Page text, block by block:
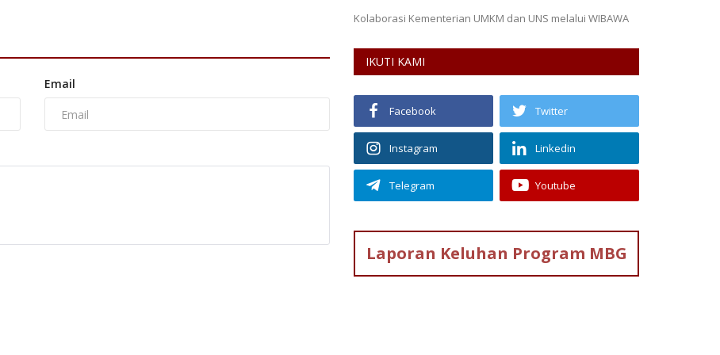
Email
IKUTI KAMI
Facebook Twitter
Instagram Linkedin
Telegram Youtube
Laporan Keluhan Program MBG